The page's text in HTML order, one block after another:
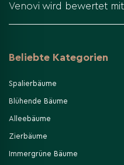
Venovi wird bewertet
Beliebte Kategorien
Spalierbäume
Blühende Bäume
Alleebäume
Zierbäume
Immergrüne Bäume